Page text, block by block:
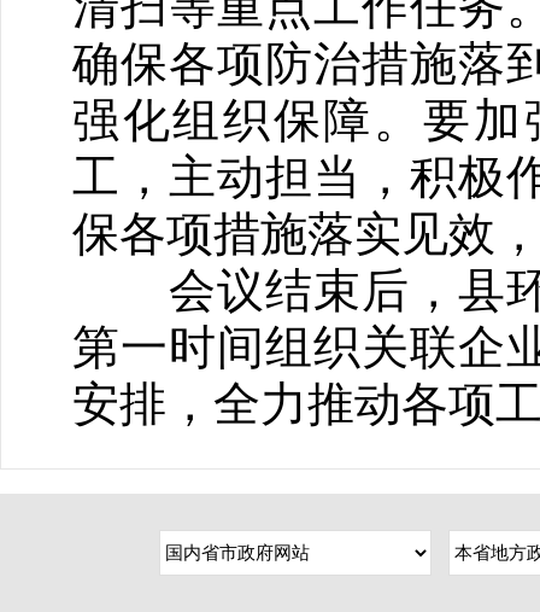
确保各项防治措施落
强化组织保障。要
工，主动担当，积极
保各项措施落实见效
会议结束后，县环
第一时间组织关联企
安排，全力推动各项